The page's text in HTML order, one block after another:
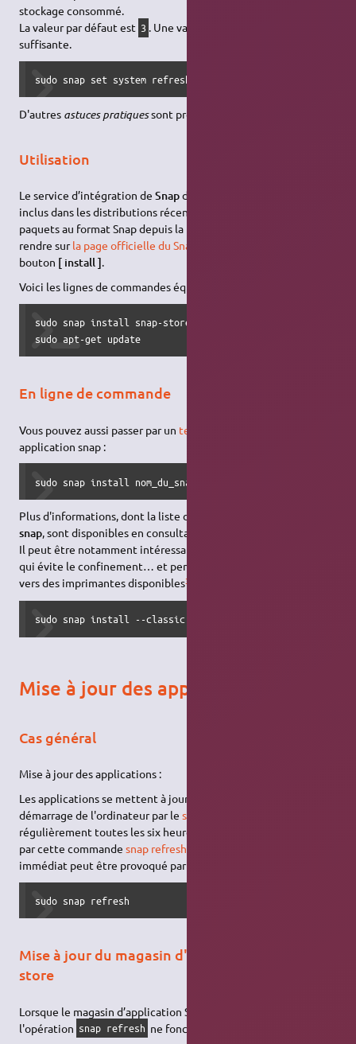
stockage consommé.
La valeur par défaut est 3 . Une valeur de
suffisante.
sudo snap set system refresh.retain=2
D'autres astuces pratiquessont proposées dans ce
Utilisation
Le service d’intégration deSnapdans la Logithèque Ubuntu est
inclus dans les distributions récentes d'Ubuntu. Pour gérer les
paquets au format Snap depuis la logithèque, il suffit de vous
rendre surla page officielle du Snap Store
bouton [ install ].
Voici les lignes de commandes équivalentes :
sudo snap install snap-store
sudo apt-get update
En ligne de commande
Vous pouvez aussi passer par un terminal
application snap :
sudo snap install nom_du_snap
Plus d'informations, dont la liste des options de la commande
snap, sont disponibles en consultant le manuel (
Il peut être notamment intéressant d'utiliser l'option
qui évite le confinement… et permet par exemple d'imprimer
vers des imprimantes disponibles3)
sudo snap install --classic nom_du_snap
Mise à jour des applications
Cas général
Mise à jour des applications :
Les applications se mettent à jour automatiquement au
démarrage de l'ordinateur par leservice
régulièrement toutes les six heures. La vérification est possible
par cette commandesnap refresh --time
immédiat peut être provoqué par cette commande
sudo snap refresh
Mise à jour du magasin d'application snap-
store
Lorsque le magasin d’application Snap Store doit être mis à jour,
l'opération snap refresh ne fonctionne pas.